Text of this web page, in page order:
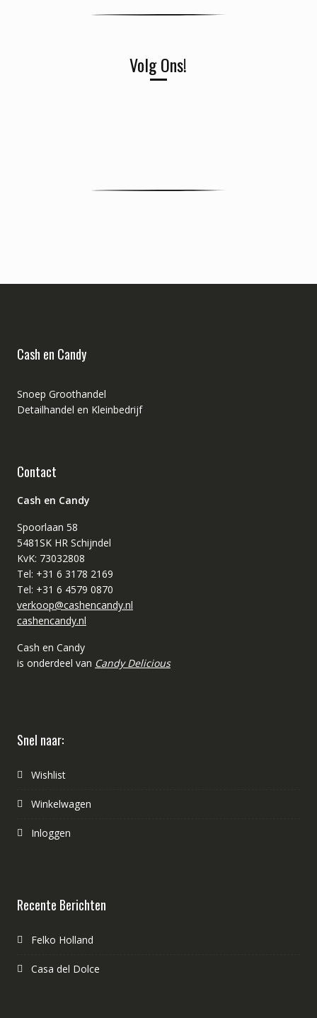
Volg Ons!
Cash en Candy
Snoep Groothandel
Detailhandel en Kleinbedrijf
Contact
Cash en Candy
Spoorlaan 58
5481SK HR Schijndel
KvK: 73032808
Tel: +31 6 3178 2169
Tel: +31 6 4579 0870
verkoop@cashencandy.nl
cashencandy.nl
Cash en Candy
is onderdeel van Candy Delicious
Snel naar:
Wishlist
Winkelwagen
Inloggen
Recente Berichten
Felko Holland
Casa del Dolce